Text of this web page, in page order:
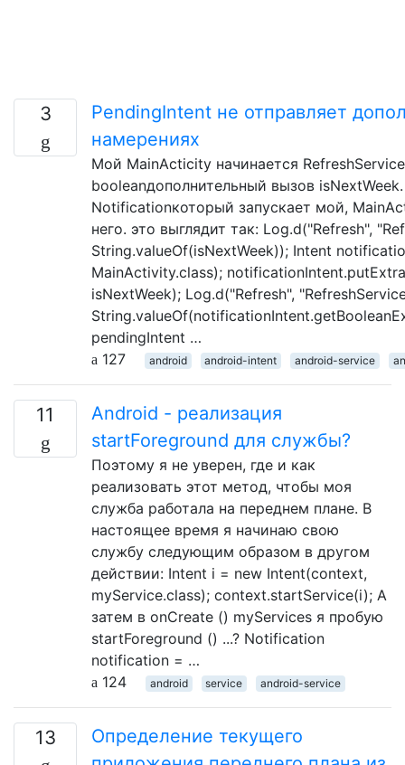
3
PendingIntent не отправляет
намерениях
Мой MainActicity начинается
booleanдополнительный вызов
Notificationкоторый запускает мой,
него. это выглядит так: Log.d("Refresh",
String.valueOf(isNextWeek)); Intent
MainActivity.class);
isNextWeek); Log.d("Refresh",
pendingIntent …
127
android android-intent android-service
11
Android - реализация
startForeground для службы?
Поэтому я не уверен, где и как
реализовать этот метод, чтобы моя
служба работала на переднем плане. В
настоящее время я начинаю свою
службу следующим образом в другом
действии: Intent i = new Intent(context,
myService.class); context.startService(i); А
затем в onCreate () myServices я пробую
startForeground () ...? Notification
notification = …
124
android service android-service
13
Определение текущего